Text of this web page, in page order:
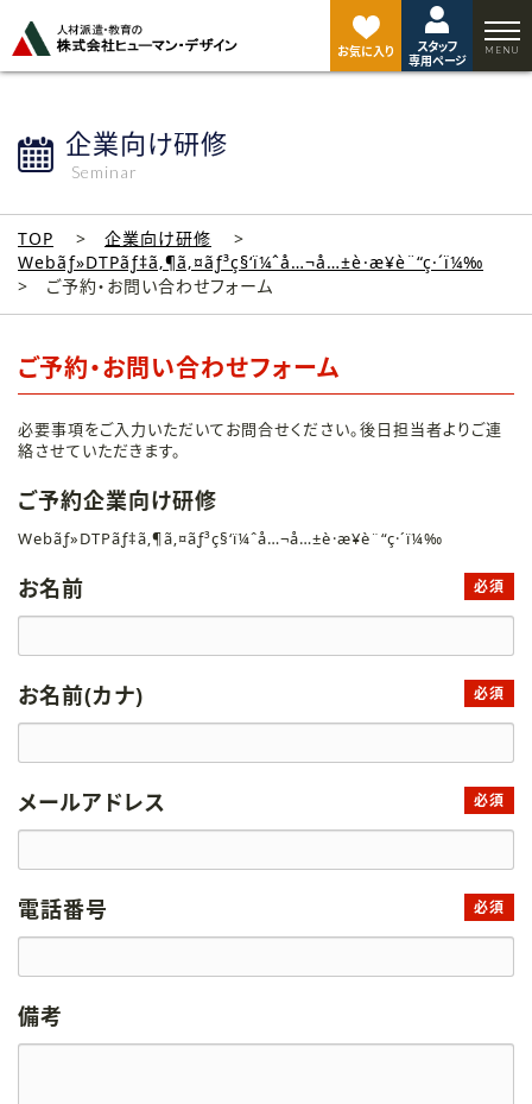
お気に入り
スタッフ
専用ページ
企業向け研修
Seminar
TOP
企業向け研修
Webãƒ»DTPãƒ‡ã‚¶ã‚¤ãƒ³ç§‘ï¼ˆå…¬å…±è·æ¥­è¨“ç·´ï¼‰
ご予約・お問い合わせフォーム
ご予約・お問い合わせフォーム
必要事項をご入力いただいてお問合せください。後日担当者よりご連
絡させていただきます。
ご予約企業向け研修
Webãƒ»DTPãƒ‡ã‚¶ã‚¤ãƒ³ç§‘ï¼ˆå…¬å…±è·æ¥­è¨“ç·´ï¼‰
お名前 必須
お名前(カナ) 必須
メールアドレス 必須
電話番号 必須
備考
ジ
ト